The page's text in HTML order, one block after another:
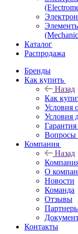
Каталог
Распродажа
Бренды
Как купить
Назад
Как
Условия
Условия
Вопросы
Компания
Назад
О
Новости
Команда
Отзывы
Контакты